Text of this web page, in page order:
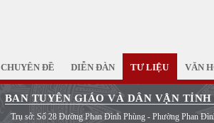
CHUYÊN ĐỀ DIỄN ĐÀN TƯ LIỆU VĂN
BAN TUYÊN GIÁO VÀ DÂN VẬN
Trụ sở: Số 28 Đường Phan Đình Phùng - Phường Phan